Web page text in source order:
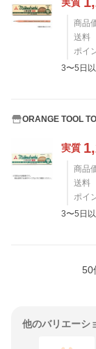
商品
送料
ポイ
3〜5日
ORANGE TOOL
実質
商品
送料
ポイ
3〜5日
50
他のバリエーシ